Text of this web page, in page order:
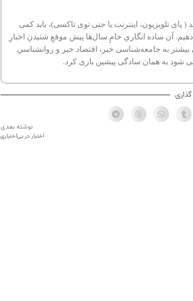
پای تلویزیون، اینترنت یا حتی توی تاکسی)، باید کمی
آن ساده انگاریِ خامِ سال‌ها پیش موقعِ شنیدنِ اخبارِ
کمی بیشتر به جامعه‌شناسی خبر، اقتصاد خبر و روانشناسیِ
شود به همان سادگی پیشین بازی کرد.
نوشته بعدی
اختیار در بی‌اختیاری